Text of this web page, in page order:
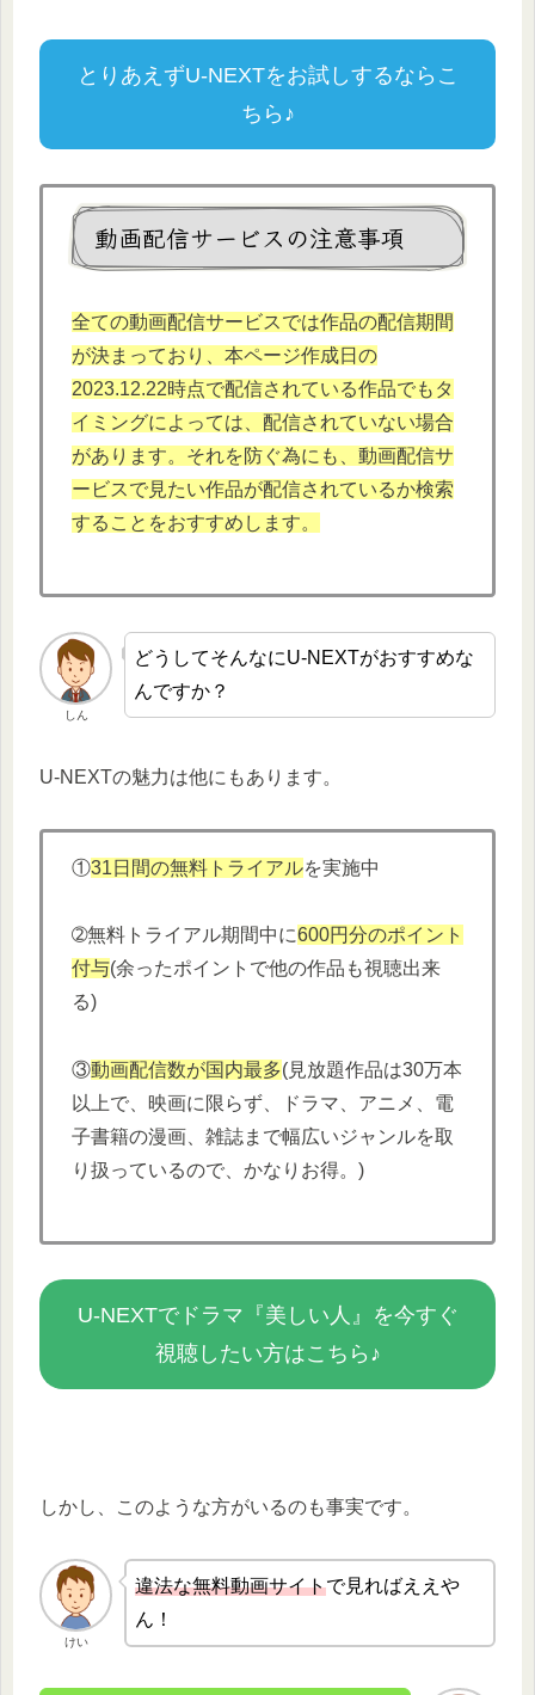
とりあえずU-NEXTをお試しするならこ
ちら♪
動画配信サービスの注意事項
全ての動画配信サービスでは作品の配信期間
が決まっており、本ページ作成日の
2023.12.22時点で配信されている作品でもタ
イミングによっては、配信されていない場合
があります。それを防ぐ為にも、動画配信サ
ービスで見たい作品が配信されているか検索
することをおすすめします。
しん
どうしてそんなにU-NEXTがおすすめな
んですか？
U-NEXTの魅力は他にもあります。
①31日間の無料トライアルを実施中
➁無料トライアル期間中に600円分のポイント
付与(余ったポイントで他の作品も視聴出来
る)
③動画配信数が国内最多(見放題作品は30万本
以上で、映画に限らず、ドラマ、アニメ、電
子書籍の漫画、雑誌まで幅広いジャンルを取
り扱っているので、かなりお得。)
U-NEXTでドラマ『美しい人』を今すぐ
視聴したい方はこちら♪
しかし、このような方がいるのも事実です。
けい
違法な無料動画サイトで見ればええや
ん！